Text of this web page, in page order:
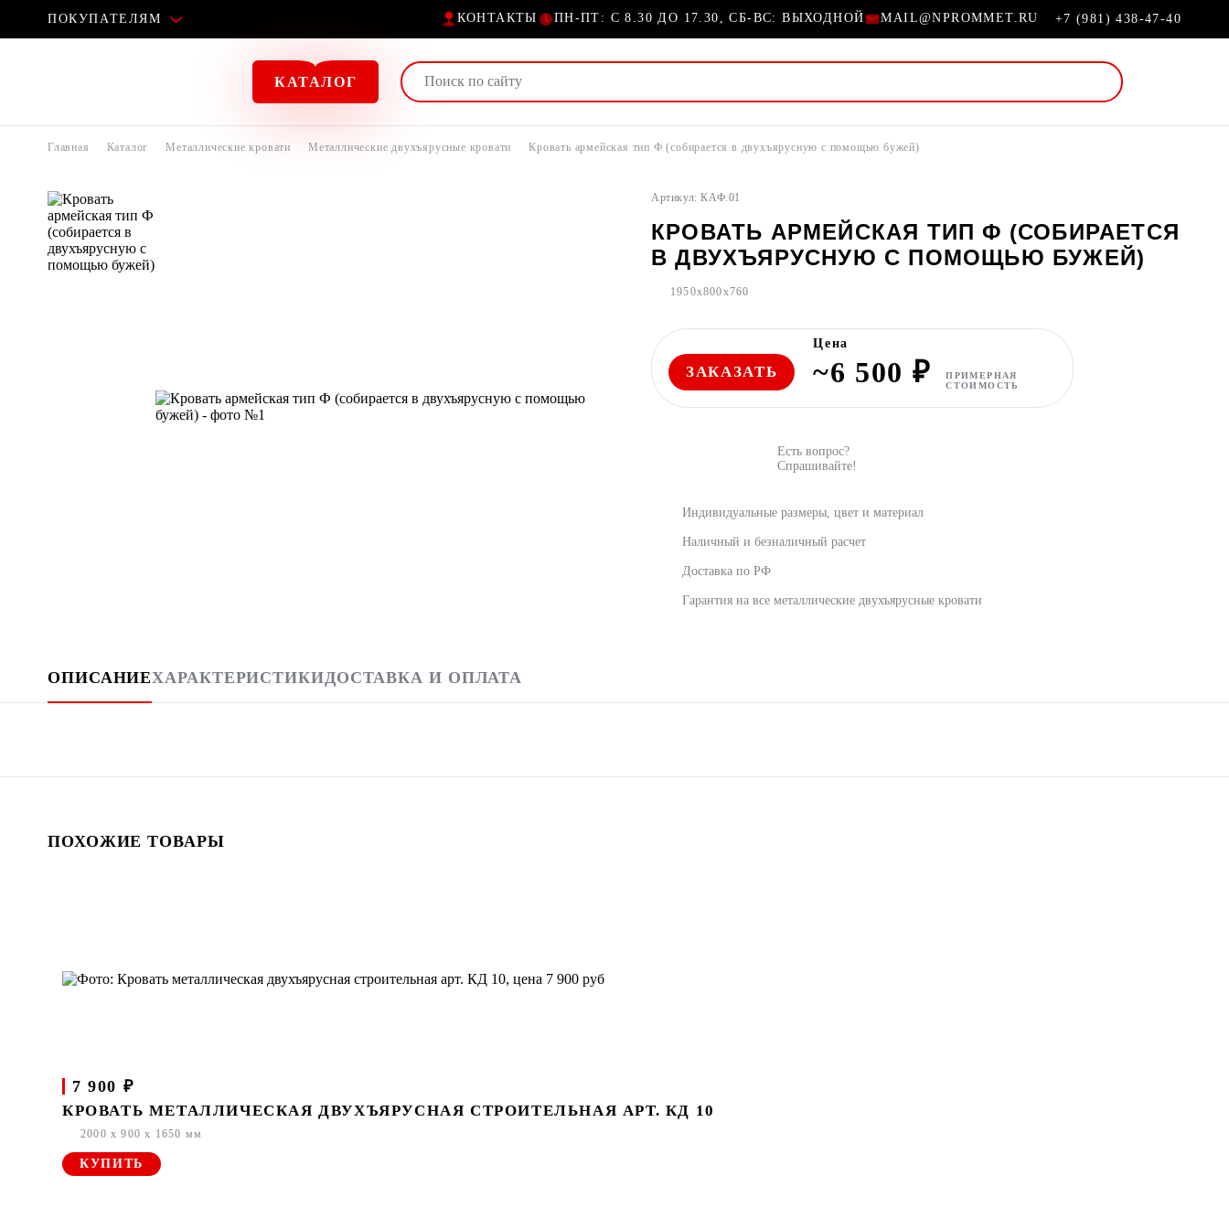
ПОКУПАТЕЛЯМ КОНТАКТЫ ПН-ПТ: С 8.30 ДО 17.30, СБ-ВС: ВЫХОДНОЙ MAIL@NPROMMET.RU +7 (981) 438-47-40
КАТАЛОГ
Главная Каталог Металлические кровати Металлические двухъярусные кровати Кровать армейская тип Ф (собирается в двухъярусную с помощью бужей)
Артикул: КАФ.01
КРОВАТЬ АРМЕЙСКАЯ ТИП Ф (СОБИРАЕТСЯ
В ДВУХЪЯРУСНУЮ С ПОМОЩЬЮ БУЖЕЙ)
1950x800x760
ЗАКАЗАТЬ
Цена
~6 500 ₽
ПРИМЕРНАЯ
СТОИМОСТЬ
Есть вопрос?
Спрашивайте!
Индивидуальные размеры, цвет и материал
Наличный и безналичный расчет
Доставка по РФ
Гарантия на все металлические двухъярусные кровати
ОПИСАНИЕХАРАКТЕРИСТИКИДОСТАВКА И ОПЛАТА
ПОХОЖИЕ ТОВАРЫ
7 900 ₽
КРОВАТЬ МЕТАЛЛИЧЕСКАЯ ДВУХЪЯРУСНАЯ СТРОИТЕЛЬНАЯ АРТ. КД 10
2000 x 900 x 1650 мм
КУПИТЬ